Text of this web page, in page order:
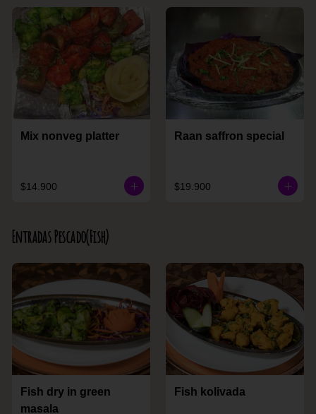
Mix nonveg platter
$14.900
Raan saffron special
$19.900
Entradas Pescado(Fish)
Fish dry in green
masala
Fish kolivada